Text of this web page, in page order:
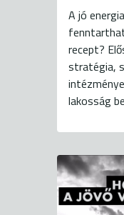
A jó
recept?
stratégia,
lakosság